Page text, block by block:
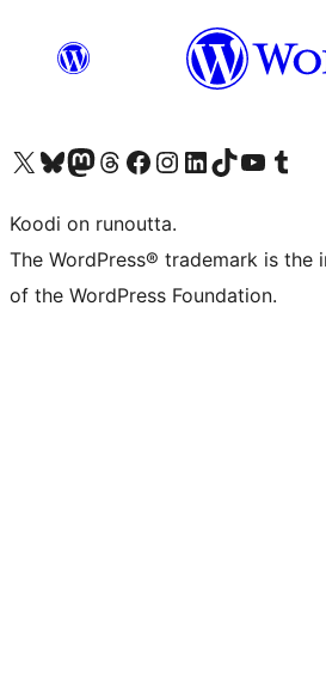
Visit our X (formerly Twitter) account
Visit our Bluesky account
Visit our Mastodon account
Visit our Threads account
Visit our Facebook page
Visit our Instagram account
Visit our LinkedIn account
Visit our TikTok account
Näytä YouTube-kanava
Visit our
Koodi on runoutta.
The WordPress® trademark is
of the WordPress Foundation.